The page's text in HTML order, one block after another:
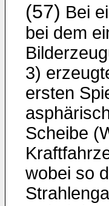
(57) Bei
bei dem
3)
ersten
Scheibe
wobei so